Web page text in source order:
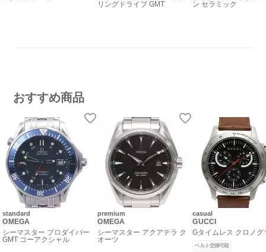
リングドライブ GMT
ン セラミック
おすすめ商品
standard
OMEGA
シーマスター プロダイバー
GMT コーアクシャル
premium
OMEGA
シーマスター アクアテラ ク
オーツ
casual
GUCCI
Gタイムレス クロノグ
ベルト交換可能